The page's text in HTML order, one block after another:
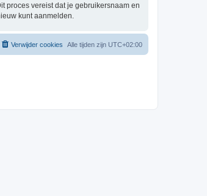
proces vereist dat je gebruikersnaam en
kunt aanmelden.
Alle tijden zijn UTC+02:00
Verwijder cookies